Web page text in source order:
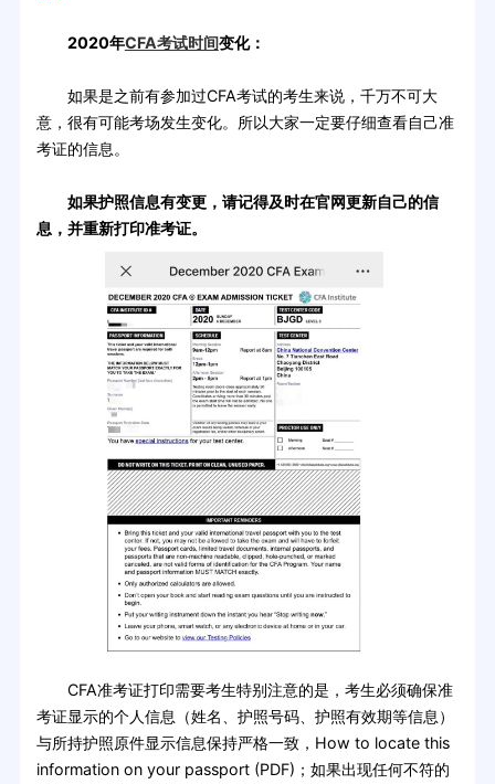
2020年CFA考试时间变化：
如果是之前有参加过CFA考试的考生来说，千万不可大
意，很有可能考场发生变化。所以大家一定要仔细查看自己准
考证的信息。
如果护照信息有变更，请记得及时在官网更新自己的信
息，并重新打印准考证。
CFA准考证打印需要考生特别注意的是，考生必须确保准
考证显示的个人信息（姓名、护照号码、护照有效期等信息）
与所持护照原件显示信息保持严格一致，How to locate this
information on your passport (PDF)；如果出现任何不符的